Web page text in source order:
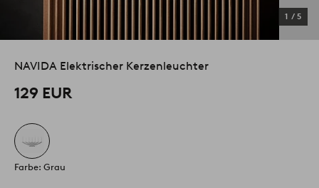
1 / 5
NAVIDA Elektrischer Kerzenleuchter
129 EUR
Farbe: Grau